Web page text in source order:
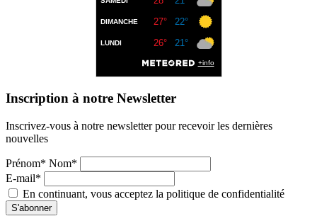
Inscription à notre Newsletter
Inscrivez-vous à notre newsletter pour recevoir les dernières
nouvelles
Prénom* Nom*
E-mail*
En continuant, vous acceptez la politique de confidentialité